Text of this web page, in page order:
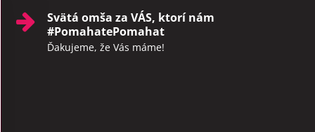
Svätá omša za VÁS, ktorí nám
#PomahatePomahat
Ďakujeme, že Vás máme!